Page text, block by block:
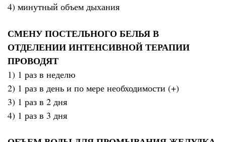
4) минутный объем дыхания
СМЕНУ ПОСТЕЛЬНОГО БЕЛЬЯ В
ОТДЕЛЕНИИ ИНТЕНСИВНОЙ ТЕРАПИИ
ПРОВОДЯТ
1) 1 раз в неделю
2) 1 раз в день и по мере необходимости (+)
3) 1 раз в 2 дня
4) 1 раз в 3 дня